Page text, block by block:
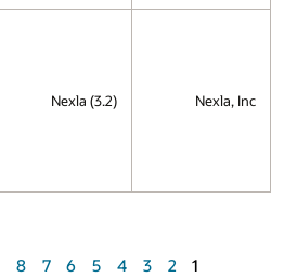
Nexla, Inc
Nexla (3.2)
1
2
3
4
5
6
7
8